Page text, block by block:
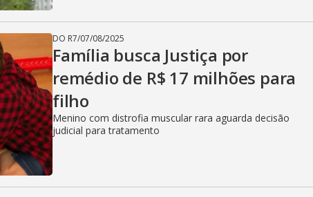
DO R7/07/08/2025
Família busca Justiça por
remédio de R$ 17 milhões para
filho
Menino com distrofia muscular rara aguarda decisão
judicial para tratamento